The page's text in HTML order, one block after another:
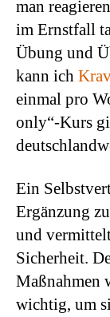
man
im Ernstfall
Übung und
kann ich
einmal pro
only“-Kurs
Ein
Ergänzung
und
Sicherheit.
Maßnahmen
wichtig, um